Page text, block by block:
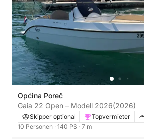
Općina Poreč
Gaia 22 Open – Modell 2026(2026)
Skipper optional Topvermieter
10 Personen · 140 PS · 7 m